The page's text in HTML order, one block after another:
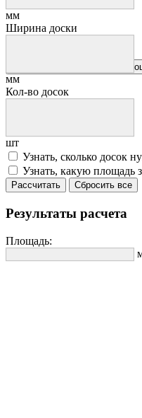
Здесь можно рассчитать
мм
Ширина доски
мм
Кол-во досок
шт
Узнать, сколько досок
Узнать, какую площадь
Рассчитать Сбросить все
Результаты расчета
Площадь: